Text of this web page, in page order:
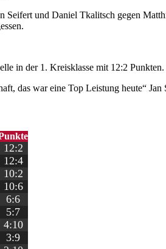
Seifert und Daniel Tkalitsch gegen
in der 1. Kreisklasse mit 12:2 Punkten.
das war eine Top Leistung heute“
12:2
12:4
10:2
10:6
6:6
5:7
4:10
3:9